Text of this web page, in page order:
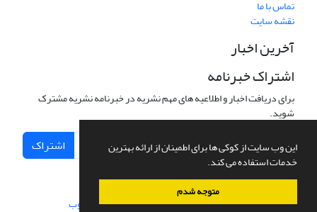
این وب سایت از کوکی ها برای اطمینان از ارائه بهترین
خدمات استفاده می کند.
متوجه شدم
تماس با ما
نقشه سایت
آخرین اخبار
اشتراک خبرنامه
برای دریافت اخبار و اطلاعیه های مهم نشریه در خبرنامه نشریه مشترک
شوید.
اشتراک
سامانه مدیریت نشریات علمی.طراحی و پیاده سازی از سیناوب